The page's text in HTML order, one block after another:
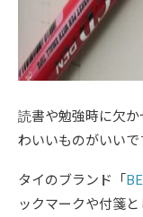
読書や勉強時に欠
わいいものがいいで
タイのブランド「
ックマークや付箋